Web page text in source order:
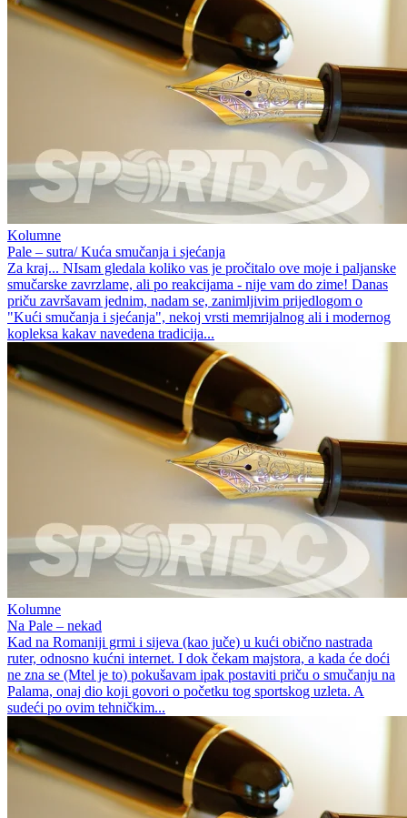
Kolumne
Pale – sutra/ Kuća smučanja i sjećanja
Za kraj... NIsam gledala koliko vas je pročitalo ove moje i paljanske
smučarske zavrzlame, ali po reakcijama - nije vam do zime! Danas
priču završavam jednim, nadam se, zanimljivim prijedlogom o
"Kući smučanja i sjećanja", nekoj vrsti memrijalnog ali i modernog
kopleksa kakav navedena tradicija...
Kolumne
Na Pale – nekad
Kad na Romaniji grmi i sijeva (kao juče) u kući obično nastrada
ruter, odnosno kućni internet. I dok čekam majstora, a kada će doći
ne zna se (Mtel je to) pokušavam ipak postaviti priču o smučanju na
Palama, onaj dio koji govori o početku tog sportskog uzleta. A
sudeći po ovim tehničkim...